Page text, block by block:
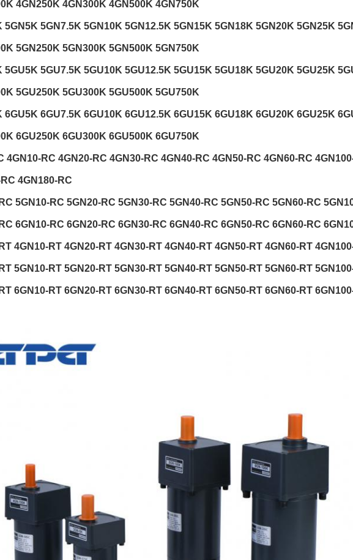
4GN250K 4GN300K 4GN500K 4GN750K
5GN5K 5GN7.5K 5GN10K 5GN12.5K 5GN15K 5GN18K 5GN20K 5GN25K
5GN250K 5GN300K 5GN500K 5GN750K
5GU5K 5GU7.5K 5GU10K 5GU12.5K 5GU15K 5GU18K 5GU20K 5GU25K
5GU250K 5GU300K 5GU500K 5GU750K
6GU5K 6GU7.5K 6GU10K 6GU12.5K 6GU15K 6GU18K 6GU20K 6GU25K
6GU250K 6GU300K 6GU500K 6GU750K
4GN10-RC 4GN20-RC 4GN30-RC 4GN40-RC 4GN50-RC 4GN60-RC
4GN180-RC
5GN10-RC 5GN20-RC 5GN30-RC 5GN40-RC 5GN50-RC 5GN60-RC
6GN10-RC 6GN20-RC 6GN30-RC 6GN40-RC 6GN50-RC 6GN60-RC
4GN10-RT 4GN20-RT 4GN30-RT 4GN40-RT 4GN50-RT 4GN60-RT
5GN10-RT 5GN20-RT 5GN30-RT 5GN40-RT 5GN50-RT 5GN60-RT
6GN10-RT 6GN20-RT 6GN30-RT 6GN40-RT 6GN50-RT 6GN60-RT